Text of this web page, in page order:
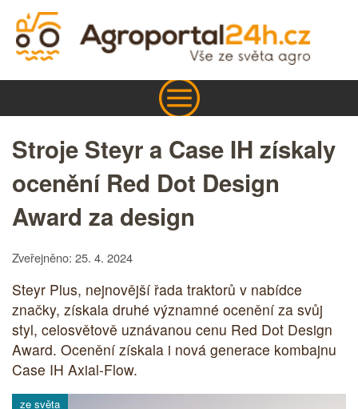
Stroje Steyr a Case IH získaly
ocenění Red Dot Design
Award za design
Zveřejněno: 25. 4. 2024
Steyr Plus, nejnovější řada traktorů v nabídce
značky, získala druhé významné ocenění za svůj
styl, celosvětově uznávanou cenu Red Dot Design
Award. Ocenění získala i nová generace kombajnu
Case IH Axial-Flow.
ze světa